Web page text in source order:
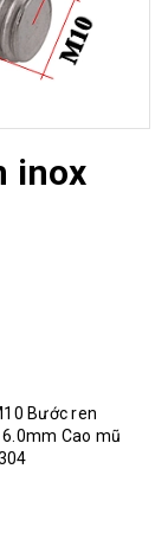
inox
Bước ren
Cao mũ